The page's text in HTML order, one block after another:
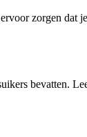
zorgen
bevatten.